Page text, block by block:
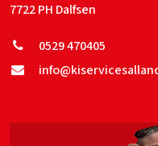
7722 PH Dalfsen
0529 470405